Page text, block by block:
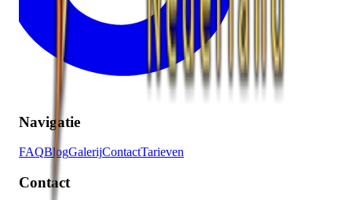
Navigatie
FAQBlogGalerijContactTarieven
Contact